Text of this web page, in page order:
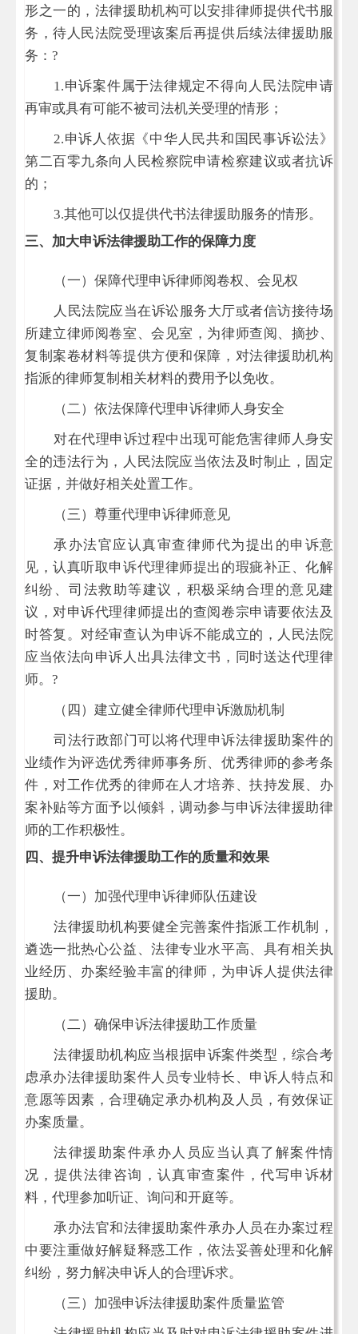
形之一的，法律援助机构可以安排律师提供代书服
务，待人民法院受理该案后再提供后续法律援助服
务： ?
1.申诉案件属于法律规定不得向人民法院申请
再审或具有可能不被司法机关受理的情形；
2.申诉人依据《中华人民共和国民事诉讼法》
第二百零九条向人民检察院申请检察建议或者抗诉
的；
3.其他可以仅提供代书法律援助服务的情形。
三、加大申诉法律援助工作的保障力度
（一）保障代理申诉律师阅卷权、会见权
人民法院应当在诉讼服务大厅或者信访接待场
所建立律师阅卷室、会见室，为律师查阅、摘抄、
复制案卷材料等提供方便和保障，对法律援助机构
指派的律师复制相关材料的费用予以免收。
（二）依法保障代理申诉律师人身安全
对在代理申诉过程中出现可能危害律师人身安
全的违法行为，人民法院应当依法及时制止，固定
证据，并做好相关处置工作。
（三）尊重代理申诉律师意见
承办法官应认真审查律师代为提出的申诉意
见，认真听取申诉代理律师提出的瑕疵补正、化解
纠纷、司法救助等建议，积极采纳合理的意见建
议，对申诉代理律师提出的查阅卷宗申请要依法及
时答复。对经审查认为申诉不能成立的，人民法院
应当依法向申诉人出具法律文书，同时送达代理律
师。 ?
（四）建立健全律师代理申诉激励机制
司法行政部门可以将代理申诉法律援助案件的
业绩作为评选优秀律师事务所、优秀律师的参考条
件，对工作优秀的律师在人才培养、扶持发展、办
案补贴等方面予以倾斜，调动参与申诉法律援助律
师的工作积极性。
四、提升申诉法律援助工作的质量和效果
（一）加强代理申诉律师队伍建设
法律援助机构要健全完善案件指派工作机制，
遴选一批热心公益、法律专业水平高、具有相关执
业经历、办案经验丰富的律师，为申诉人提供法律
援助。
（二）确保申诉法律援助工作质量
法律援助机构应当根据申诉案件类型，综合考
虑承办法律援助案件人员专业特长、申诉人特点和
意愿等因素，合理确定承办机构及人员，有效保证
办案质量。
法律援助案件承办人员应当认真了解案件情
况，提供法律咨询，认真审查案件，代写申诉材
料，代理参加听证、询问和开庭等。
承办法官和法律援助案件承办人员在办案过程
中要注重做好解疑释惑工作，依法妥善处理和化解
纠纷，努力解决申诉人的合理诉求。
（三）加强申诉法律援助案件质量监管